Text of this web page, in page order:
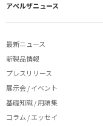
アペルザニュース
最新ニュース
新製品情報
プレスリリース
展示会 / イベント
基礎知識 / 用語集
コラム / エッセイ